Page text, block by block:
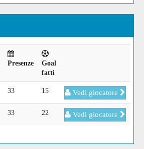
Presenze
Goal
fatti
33 15 Vedi giocatore
33 22 Vedi giocatore